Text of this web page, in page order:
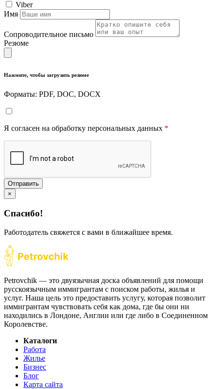
Viber
Имя
Сопроводительное письмо
Резюме
Нажмите, чтобы загрузить резюме
Форматы: PDF, DOC, DOCX
Я согласен на обработку персональных данных *
Отправить
×
Спасибо!
Работодатель свяжется с вами в ближайшее время.
Petrovchik — это двуязычная доска объявлений для помощи
русскоязычным иммигрантам с поиском работы, жилья и
услуг. Наша цель это предоставить услугу, которая позволит
иммигрантам чувствовать себя как дома, где бы они ни
находились в Лондоне, Англии или где либо в Соединенном
Королевстве.
Каталоги
Работа
Жилье
Бизнес
Блог
Карта сайта